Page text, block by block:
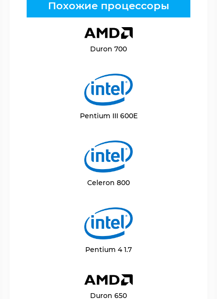
Похожие процессоры
Duron 700
Pentium III 600E
Celeron 800
Pentium 4 1.7
Duron 650